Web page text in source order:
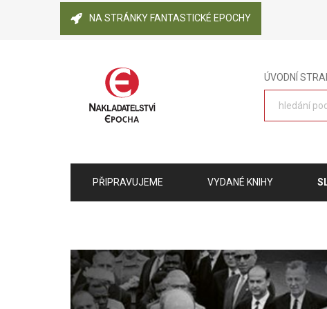
NA STRÁNKY FANTASTICKÉ EPOCHY
ÚVODNÍ
PŘIPRAVUJEME VYDANÉ KNIHY